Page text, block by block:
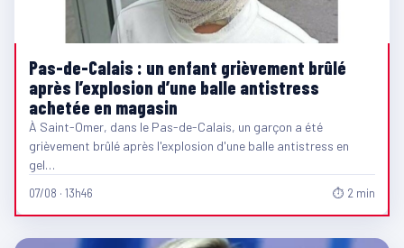
Pas-de-Calais : un enfant grièvement brûlé
après l’explosion d’une balle antistress
achetée en magasin
À Saint-Omer, dans le Pas-de-Calais, un garçon a été
grièvement brûlé après l'explosion d'une balle antistress en
gel…
07/08 · 13h46 ⏱ 2 min